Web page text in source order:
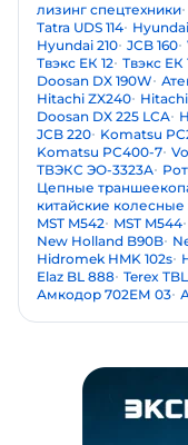
лизинг спецтехники
Tatra UDS 114
Hyundai 210 JCB 160
Твэкс ЕК 12 Твэкс ЕК
Doosan DX 190W
Hitachi ZX240
Doosan DX 225 LCA
JCB 220 Komatsu
Komatsu PC400-7
ТВЭКС ЭО-3323А
Цепные
китайские колесные
MST M542 MST M544
New Holland B90B
Hidromek HMK 102s
Elaz BL 888 Terex
Амкодор 702ЕМ 03